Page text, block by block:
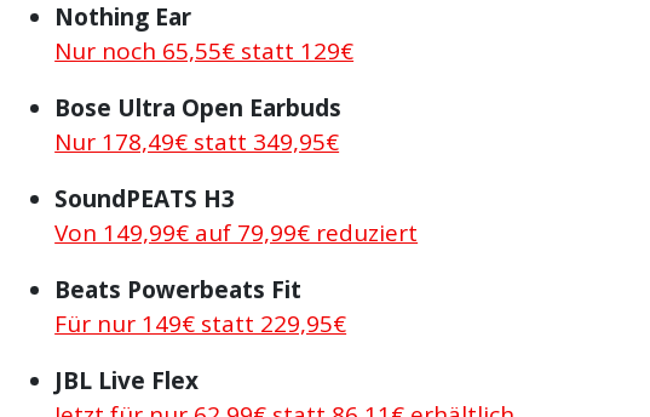
Nothing Ear
Nur noch 65,55€ statt 129€
Bose Ultra Open Earbuds
Nur 178,49€ statt 349,95€
SoundPEATS H3
Von 149,99€ auf 79,99€ reduziert
Beats Powerbeats Fit
Für nur 149€ statt 229,95€
JBL Live Flex